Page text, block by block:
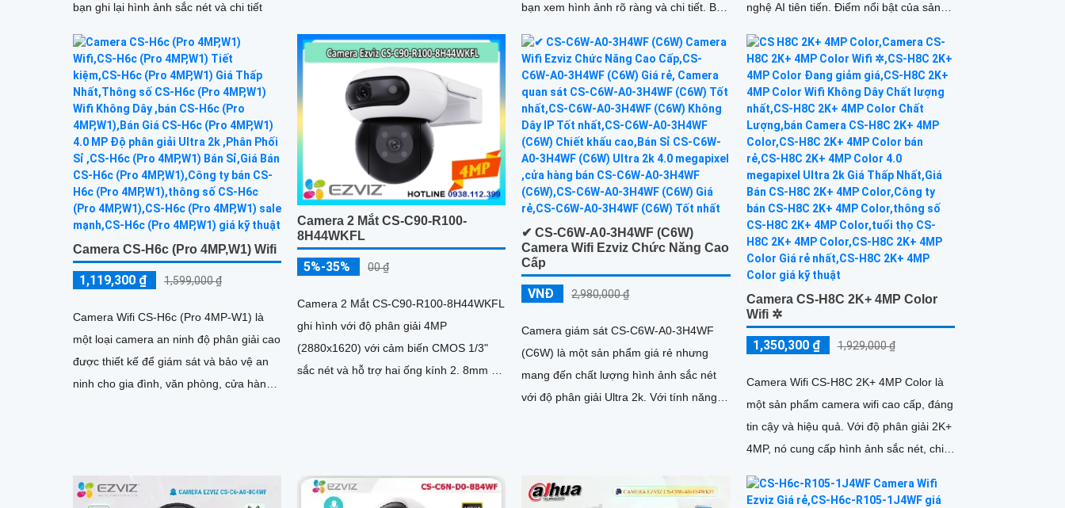
bạn ghi lại hình ảnh sắc nét và chi tiết
mọi lúc, mọi nơi
bạn xem hình ảnh rõ ràng và chi tiết. Bên
nghệ AI tiên tiến. Điểm nổi bật của sản
Camera CS-H6c (Pro 4MP,W1) Wifi
1,119,300 ₫ 1,599,000 ₫
Camera Wifi CS-H6c (Pro 4MP-W1) là
một loại camera an ninh độ phân giải cao
được thiết kế để giám sát và bảo vệ an
ninh cho gia đình, văn phòng, cửa hàng
Camera 2 Mắt CS-C90-R100-
8H44WKFL
5%-35% 00 ₫
Camera 2 Mắt CS-C90-R100-8H44WKFL
ghi hình với độ phân giải 4MP
(2880x1620) với cảm biến CMOS 1/3"
sắc nét và hỗ trợ hai ống kính 2. 8mm và
✔ CS-C6W-A0-3H4WF (C6W)
Camera Wifi Ezviz Chức Năng Cao
Cấp
VNĐ 2,980,000 ₫
Camera giám sát CS-C6W-A0-3H4WF
(C6W) là một sản phẩm giá rẻ nhưng
mang đến chất lượng hình ảnh sắc nét
với độ phân giải Ultra 2k. Với tính năng
Camera CS-H8C 2K+ 4MP Color
Wifi ✲
1,350,300 ₫ 1,929,000 ₫
Camera Wifi CS-H8C 2K+ 4MP Color là
một sản phẩm camera wifi cao cấp, đáng
tin cậy và hiệu quả. Với độ phân giải 2K+
4MP, nó cung cấp hình ảnh sắc nét, chi